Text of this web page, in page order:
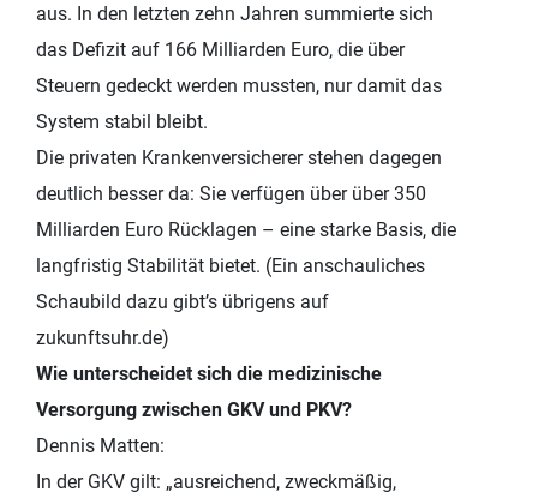
aus. In den letzten zehn Jahren summierte sich
das Defizit auf 166 Milliarden Euro, die über
Steuern gedeckt werden mussten, nur damit das
System stabil bleibt.
Die privaten Krankenversicherer stehen dagegen
deutlich besser da: Sie verfügen über über 350
Milliarden Euro Rücklagen – eine starke Basis, die
langfristig Stabilität bietet. (Ein anschauliches
Schaubild dazu gibt’s übrigens auf
zukunftsuhr.de)
Wie unterscheidet sich die medizinische
Versorgung zwischen GKV und PKV?
Dennis Matten:
In der GKV gilt: „ausreichend, zweckmäßig,